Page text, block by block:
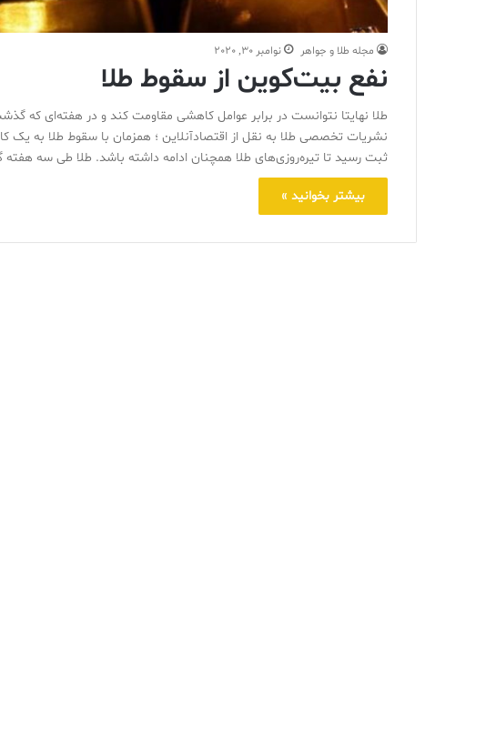
مجله طلا و جواهر نوامبر 30, 2020
نفع بیت‌کوین از سقوط طلا
نشریات تخصصی طلا به نقل از اقتصادآنلاین ؛ همزمان با سقوط طلا به یک
ثبت رسید تا تیره‌روزی‌های طلا همچنان ادامه داشته باشد. طلا طی سه
بیشتر بخوانید »